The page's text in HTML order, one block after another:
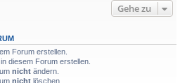
Gehe zu
Forum erstellen.
diesem Forum erstellen.
nicht ändern.
nicht löschen.